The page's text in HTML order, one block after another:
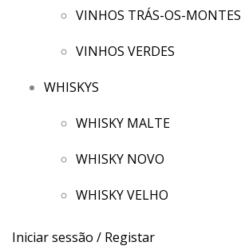
VINHOS TRÁS-OS-MONTES
VINHOS VERDES
WHISKYS
WHISKY MALTE
WHISKY NOVO
WHISKY VELHO
Iniciar sessão / Registar